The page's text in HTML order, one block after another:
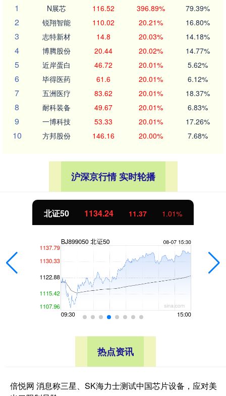
1
N展芯 116.52 396.89% 79.39%
2 锐翔智能 110.02 20.21% 16.80%
3 志特新材 14.8 20.03% 14.18%
4 博腾股份 20.44 20.02% 14.77%
5 近岸蛋白 46.72 20.01% 5.62%
6 毕得医药 61.6 20.01% 6.12%
7 五洲医疗 83.62 20.01% 18.37%
8 耐科装备 49.67 20.01% 6.83%
9 一博科技 53.33 20.01% 17.26%
10 方邦股份 146.16 20.00% 7.68%
沪深京行情 实时轮播
北证50 1134.24 11.37 1.01%
热点资讯
倍悦网 消息称三星、SK海力士测试中国芯片设备，应对美